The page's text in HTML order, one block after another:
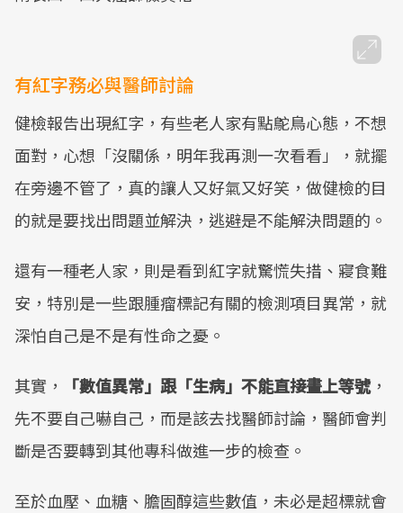
有紅字務必與醫師討論
健檢報告出現紅字，有些老人家有點鴕鳥心態，不想
面對，心想「沒關係，明年我再測一次看看」，就擺
在旁邊不管了，真的讓人又好氣又好笑，做健檢的目
的就是要找出問題並解決，逃避是不能解決問題的。
還有一種老人家，則是看到紅字就驚慌失措、寢食難
安，特別是一些跟腫瘤標記有關的檢測項目異常，就
深怕自己是不是有性命之憂。
其實， 「數值異常」跟「生病」不能直接畫上等號，
先不要自己嚇自己，而是該去找醫師討論，醫師會判
斷是否要轉到其他專科做進一步的檢查。
至於血壓、血糖、膽固醇這些數值，未必是超標就會